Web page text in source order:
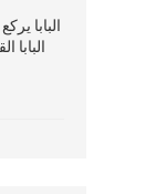
البابا
البابا